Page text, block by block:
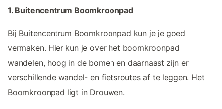
1. Buitencentrum Boomkroonpad
Bij Buitencentrum Boomkroonpad kun je je goed
vermaken. Hier kun je over het boomkroonpad
wandelen, hoog in de bomen en daarnaast zijn er
verschillende wandel- en fietsroutes af te leggen. Het
Boomkroonpad ligt in Drouwen.